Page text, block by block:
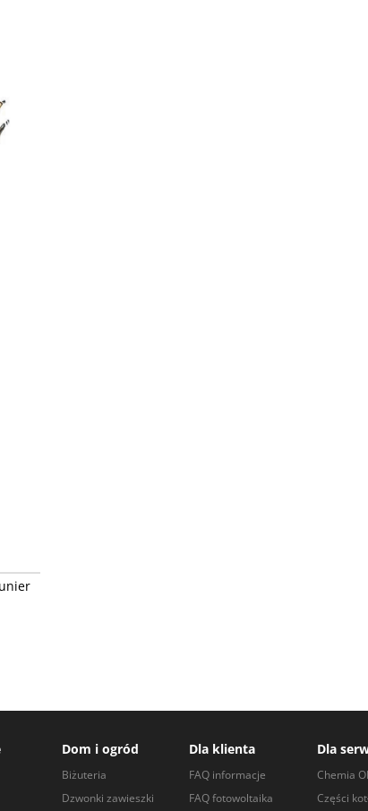
NOWOŚĆ
Dom i ogród
Biżuteria
Dzwonki zawieszki
Dla klienta
FAQ informacje
FAQ fotowoltaika
Dla
Chemia
Części